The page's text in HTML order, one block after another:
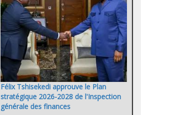
Félix Tshisekedi approuve le Plan
stratégique 2026-2028 de l'Inspection
générale des finances